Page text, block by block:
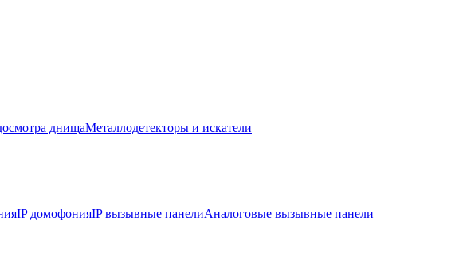
днищаМеталлодетекторы и искатели
IP домофонияIP вызывные панелиАналоговые вызывные панели